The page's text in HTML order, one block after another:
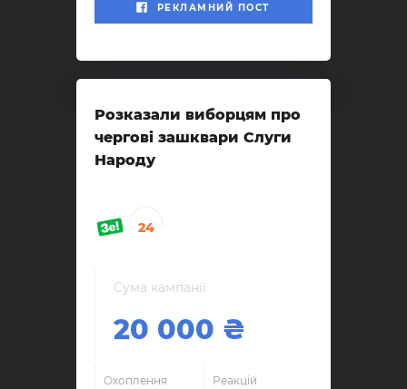
РЕКЛАМНИЙ ПОСТ
Розказали виборцям про
чергові зашквари Слуги
Народу
24
Сума кампанії
20 000
Охоплення
Реакцій